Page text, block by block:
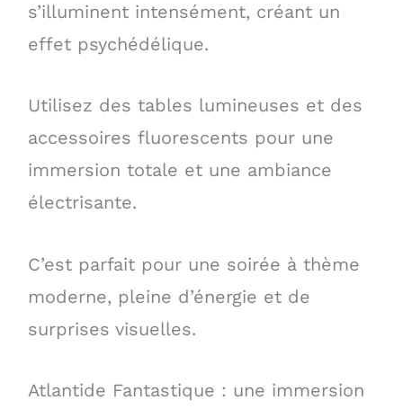
s’illuminent intensément, créant un
effet psychédélique.
Utilisez des tables lumineuses et des
accessoires fluorescents pour une
immersion totale et une ambiance
électrisante.
C’est parfait pour une soirée à thème
moderne, pleine d’énergie et de
surprises visuelles.
Atlantide Fantastique : une immersion